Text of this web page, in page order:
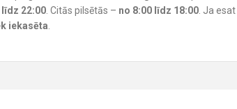
22:00 . Citās pilsētās – no 8:00 līdz 18:00 . Ja
iekasēta